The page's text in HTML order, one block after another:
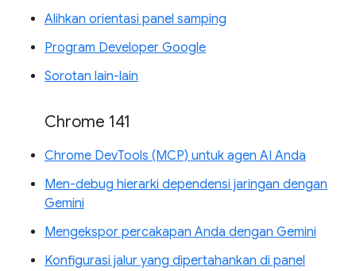
Alihkan orientasi panel samping
Program Developer Google
Sorotan lain-lain
Chrome 141
Chrome DevTools (MCP) untuk agen AI Anda
Men-debug hierarki dependensi jaringan dengan
Gemini
Mengekspor percakapan Anda dengan Gemini
Konfigurasi jalur yang dipertahankan di panel